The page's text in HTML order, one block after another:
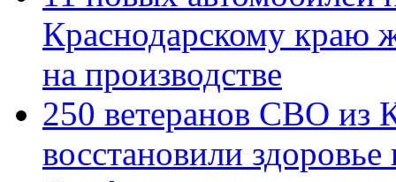
Краснодарскому краю
на производстве
250 ветеранов СВО из
восстановили